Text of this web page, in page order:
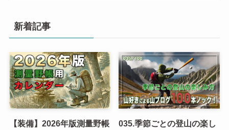
新着記事
【装備】2026年版測量野帳
035.季節ごとの登山の楽し